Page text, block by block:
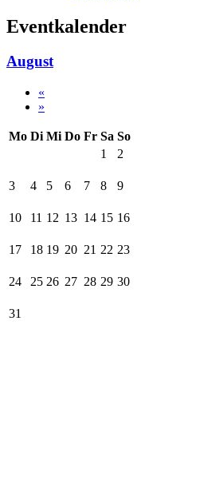
Eventkalender
August
«
»
Mo Di Mi Do Fr Sa So
1
2
3 4 5 6 7 8 9
10 11 12 13 14 15 16
17 18 19 20 21 22 23
24 25 26 27 28 29 30
31